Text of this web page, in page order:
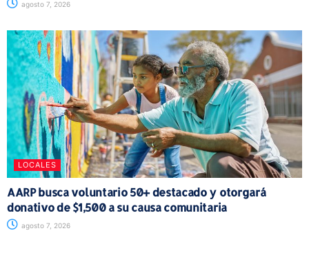
agosto 7, 2026
LOCALES
AARP busca voluntario 50+ destacado y otorgará
donativo de $1,500 a su causa comunitaria
agosto 7, 2026